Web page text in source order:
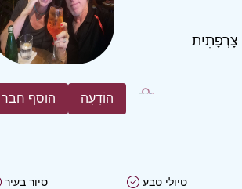
צָרְפָתִית
הוסף חבר הוֹדָעָה
סיור בעיר טיולי טבע